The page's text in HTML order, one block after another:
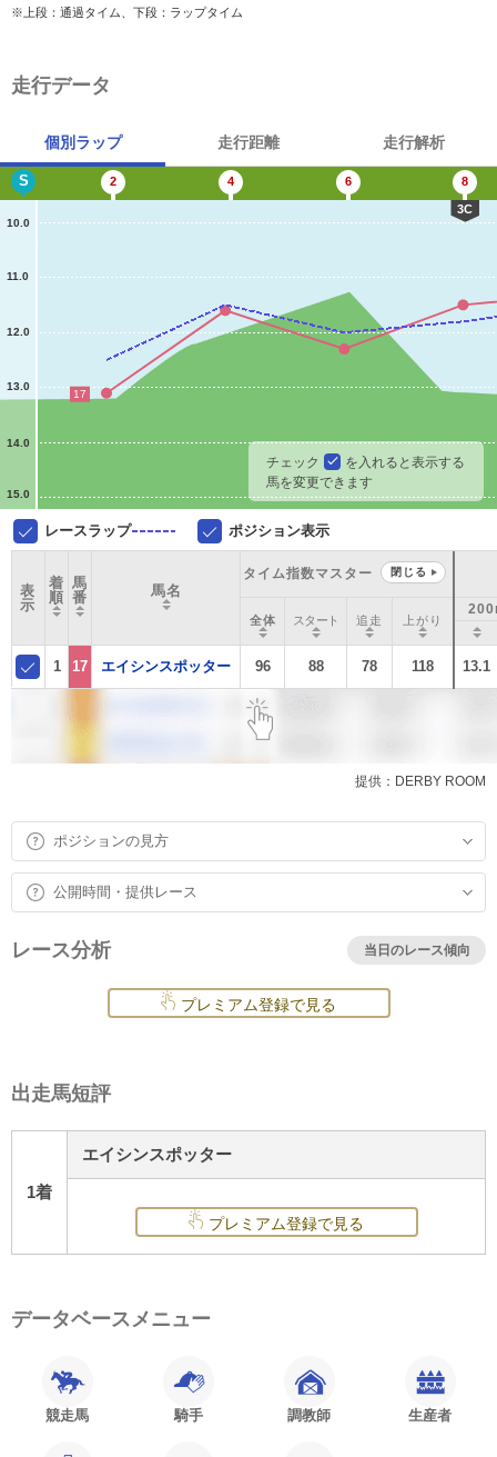
※上段：通過タイム、下段：ラップタイム
走行データ
個別ラップ 走行距離 走行解析
10.0
11.0
12.0
13.0
14.0
15.0
S 2 4 6 8
3C
17
チェック
を入れると表示する
馬を変更できます
レースラップ ポジション表示
表
示
着
順
馬
番
馬名
タイム指数マスター 閉じる
全体 スタート 追走 上がり
1 17 エイシンスポッター 96 88 78 118 13.1
提供：DERBY ROOM
ポジションの見方
公開時間・提供レース
レース分析 当日のレース傾向
プレミアム登録で見る
出走馬短評
1着
エイシンスポッター
プレミアム登録で見る
データベースメニュー
競走馬 騎手 調教師 生産者